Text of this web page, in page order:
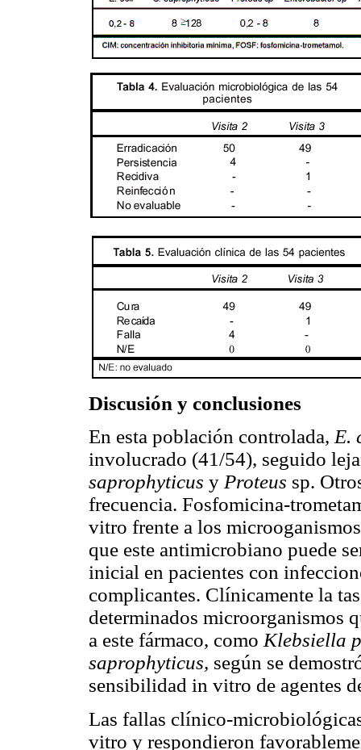
Discusión y conclusiones
En esta población controlada,E.
involucrado (41/54), seguido
saprophyticus y Proteus sp.
frecuencia. Fosfomicina-
vitro frente a los
que este antimicrobiano puede
inicial en pacientes con
complicantes. Clínicamente la
determinados microorganismos
a este fármaco, comoKlebsiella
saprophyticus, según se
sensibilidad in vitro de agentes
Las fallas clínico-
vitro y respondieron